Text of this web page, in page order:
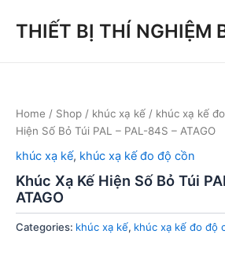
THIẾT BỊ THÍ NGHIỆM
Home / Shop / khúc xạ kế / khúc xạ kế
Hiện Số Bỏ Túi PAL – PAL-84S – ATAGO
khúc xạ kế, khúc xạ kế đo độ cồn
Khúc Xạ Kế Hiện Số Bỏ Túi
ATAGO
Categories: khúc xạ kế, khúc xạ kế đo độ